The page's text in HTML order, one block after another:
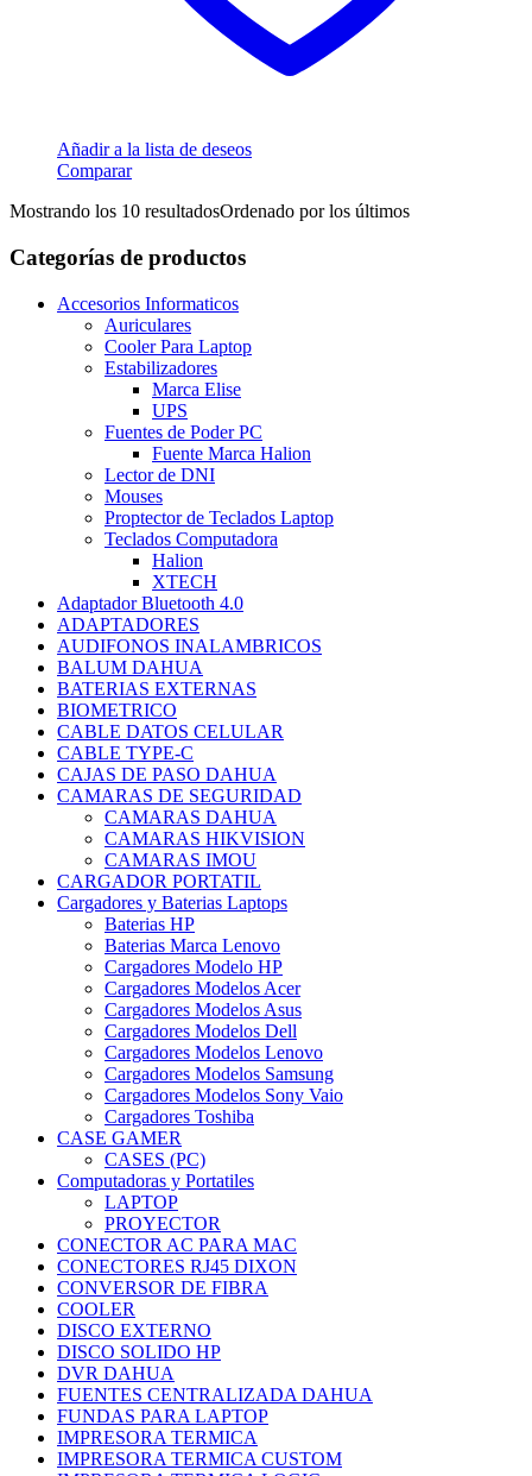
Añadir a la lista de deseos
Comparar
Mostrando los 10 resultadosOrdenado por los últimos
Categorías de productos
Accesorios Informaticos
Auriculares
Cooler Para Laptop
Estabilizadores
Marca Elise
UPS
Fuentes de Poder PC
Fuente Marca Halion
Lector de DNI
Mouses
Proptector de Teclados Laptop
Teclados Computadora
Halion
XTECH
Adaptador Bluetooth 4.0
ADAPTADORES
AUDIFONOS INALAMBRICOS
BALUM DAHUA
BATERIAS EXTERNAS
BIOMETRICO
CABLE DATOS CELULAR
CABLE TYPE-C
CAJAS DE PASO DAHUA
CAMARAS DE SEGURIDAD
CAMARAS DAHUA
CAMARAS HIKVISION
CAMARAS IMOU
CARGADOR PORTATIL
Cargadores y Baterias Laptops
Baterias HP
Baterias Marca Lenovo
Cargadores Modelo HP
Cargadores Modelos Acer
Cargadores Modelos Asus
Cargadores Modelos Dell
Cargadores Modelos Lenovo
Cargadores Modelos Samsung
Cargadores Modelos Sony Vaio
Cargadores Toshiba
CASE GAMER
CASES (PC)
Computadoras y Portatiles
LAPTOP
PROYECTOR
CONECTOR AC PARA MAC
CONECTORES RJ45 DIXON
CONVERSOR DE FIBRA
COOLER
DISCO EXTERNO
DISCO SOLIDO HP
DVR DAHUA
FUENTES CENTRALIZADA DAHUA
FUNDAS PARA LAPTOP
IMPRESORA TERMICA
IMPRESORA TERMICA CUSTOM